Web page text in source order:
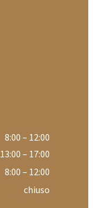
8:00 – 12:00
13:00 – 17:00
8:00 – 12:00
chiuso